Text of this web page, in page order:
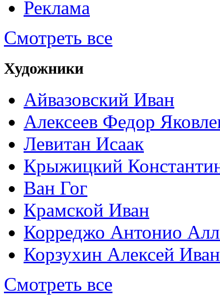
Реклама
Смотреть все
Художники
Айвазовский Иван
Алексеев Федор
Левитан Исаак
Крыжицкий
Ван Гог
Крамской Иван
Корреджо Антонио
Корзухин Алексей
Смотреть все